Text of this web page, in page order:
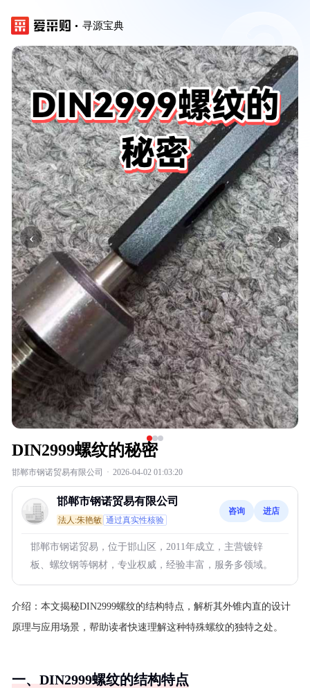
寻源宝典
‹ ›
DIN2999螺纹的秘密
邯郸市钢诺贸易有限公司 · 2026-04-02 01:03:20
邯郸市钢诺贸易有限公司
法人:朱艳敏 通过真实性核验
咨询 进店
邯郸市钢诺贸易，位于邯山区，2011年成立，主营镀锌
板、螺纹钢等钢材，专业权威，经验丰富，服务多领域。
介绍： 本文揭秘DIN2999螺纹的结构特点，解析其外锥内直的设计
原理与应用场景，帮助读者快速理解这种特殊螺纹的独特之处。
一、DIN2999螺纹的结构特点